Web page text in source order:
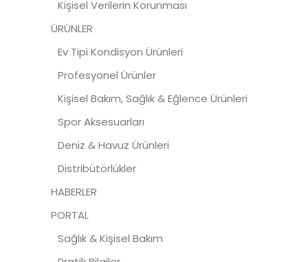
Kişisel Verilerin Korunması
ÜRÜNLER
Ev Tipi Kondisyon Ürünleri
Profesyonel Ürünler
Kişisel Bakım, Sağlık & Eğlence Ürünleri
Spor Aksesuarları
Deniz & Havuz Ürünleri
Distribütörlükler
HABERLER
PORTAL
Sağlık & Kişisel Bakım